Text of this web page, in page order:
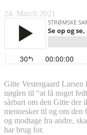
24. March 2021
Gitte Vestergaard
nøglen til “at få noget
sårbart om den Gitte der
mennesker til og om den
og modtage fra andre,
har brug for.